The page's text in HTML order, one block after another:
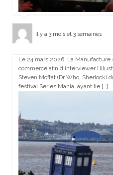
il y a 3 mois et 3 semaines
Le 24 mars 2026, La Manufacture
commerce afin d’interviewer
Steven Moffat (Dr Who, Sherlock)
festival Series Mania, ayant lie […]